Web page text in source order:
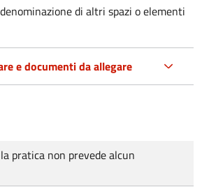
di altri spazi o elementi
e documenti da allegare
pratica non prevede alcun